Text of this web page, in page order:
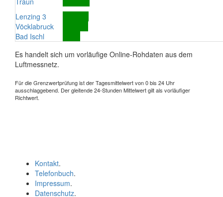
Lenzing 3
Vöcklabruck
Bad Ischl
Es handelt sich um vorläufige Online-Rohdaten aus dem
Luftmessnetz.
Für die Grenzwertprüfung ist der Tagesmittelwert von 0 bis 24 Uhr
ausschlaggebend. Der gleitende 24-Stunden Mittelwert gilt als vorläufiger
Richtwert.
Kontakt.
Telefonbuch.
Impressum.
Datenschutz.